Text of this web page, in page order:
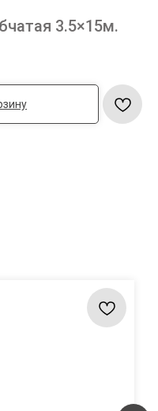
3.5×15м.